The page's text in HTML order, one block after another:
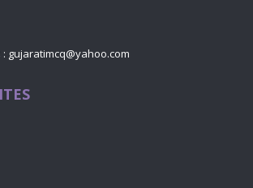
gujaratimcq@yahoo.com